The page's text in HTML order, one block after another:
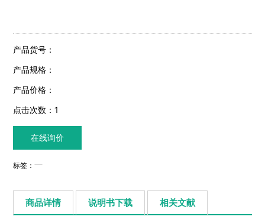
产品货号：
产品规格：
产品价格：
点击次数：1
在线询价
标签：
商品详情 说明书下载 相关文献